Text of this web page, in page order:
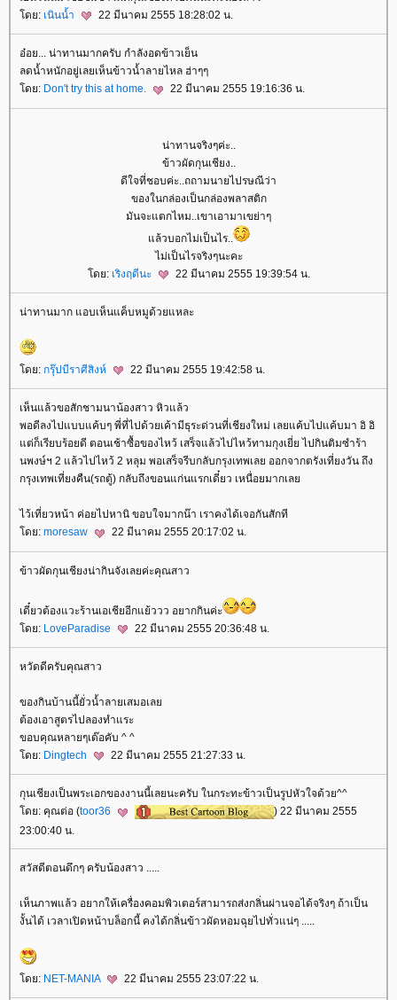
ดย: เนินน้ำ 22 มีนาคม 2555 18:28:02 น.
อ๋อย... น่าทานมากครับ กำลังอดข้าวเย็น
ลดน้ำหนักอยู่เลยเห็นข้าวน้ำลายไหล ฮ่าๆๆ
ดย: Don't try this at home. 22 มีนาคม 2555 19:16:36 น.
น่าทานจริงๆค่ะ..
ข้าวผัดกุนเชียง..
ดีใจที่ชอบค่ะ..ถถามนายไปรษณีว่า
ของในกล่องเป็นกล่องพลาสติก
มันจะแตกไหม..เขาเอามาเขย่าๆ
ล้วบอกไม่เป็นไร..
ไม่เป็นไรจริงๆนะคะ
ดย: เริงฤดีนะ 22 มีนาคม 2555 19:39:54 น.
น่าทานมาก แอบเห็นแค็บหมูด้วยแหละ
ดย: กรุ๊ปบีราศีสิงห์ 22 มีนาคม 2555 19:42:58 น.
เห็นแล้วขอสักชามนาน้องสาว หิวแล้ว
พอดีลงไปแบบแค้บๆ พี่ที่ไปด้วยเค้ามีธุระด่วนที่เชียงใหม่ เลยแค้บไปแค้บมา อิ อิ
ต่ก็เรียบร้อยดี ตอนเช้าซื้อของไหว้ เสร็จแล้วไปไหว้ทามกุงเยี่ย ไปกินติมซำร้า
นพงษ์ฯ 2 แล้วไปไหว้ 2 หลุม พอเสร็จรีบกลับกรุงเทพเลย ออกจากตรังเที่ยงวัน ถึง
กรุงเทพเที่ยงคืน(รถตู้) กลับถึงขอนแก่นแรกเดี๋ยว เหนื่อยมากเล
ไว้เที่ยวหน้า ค่อยไปหานิ ขอบใจมากน๊า เราคงได้เจอกันสักที
ดย: moresaw 22 มีนาคม 2555 20:17:02 น.
ข้าวผัดกุนเชียงน่ากินจังเลยค่ะคุณสาว
เดี๋ยวต้องแวะร้านเอเชียอีกแย้ววว อยากกินค่ะ
ดย: LoveParadise 22 มีนาคม 2555 20:36:48 น.
หวัดดีครับคุณสาว
ของกินบ้านนี้ยั่วน้ำลายเสมอเล
ต้องเอาสูตรไปลองทำแระ
ขอบคุณหลายๆเด๊อคับ ^ ^
ดย: Dingtech 22 มีนาคม 2555 21:27:33 น.
กุนเชียงเป็นพระเอกของงานนี้เลยนะครับ ในกระทะข้าวเป็นรูปหัวใจด้วย^^
ดย: คุณต่อ (toor36
) 22 มีนาคม 2555
23:00:40 น.
สวัสดีตอนดึกๆ ครับน้องสาว .....
เห็นภาพแล้ว อยากให้เครื่องคอมพิวเตอร์สามารถส่งกลิ่นผ่านจอได้จริงๆ ถ้าเป็น
งั้นได้ เวลาเปิดหน้าบล็อกนี้ คงได้กลิ่นข้าวผัดหอมฉุยไปทั่วแน่ๆ .....
ดย: NET-MANIA 22 มีนาคม 2555 23:07:22 น.